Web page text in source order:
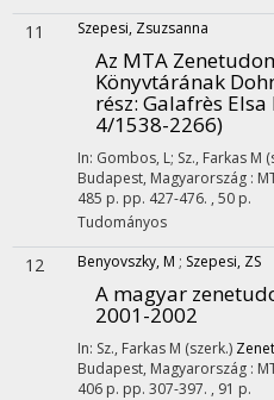
11 Szepesi, Zsuzsanna
Az MTA
Könyvtárának
rész: Galafrès
4/1538-2266)
In: Gombos, L; Sz., Farkas M
Budapest, Magyarország :
485 p. pp. 427-476. , 50 p.
Tudományos
12 Benyovszky, M ; Szepesi, ZS
A magyar
2001-2002
In: Sz., Farkas M (szerk.)
Budapest, Magyarország :
406 p. pp. 307-397. , 91 p.